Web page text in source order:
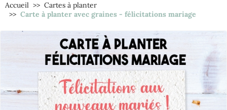
Accueil
Cartes à planter
Carte à planter avec graines - félicitations mariage